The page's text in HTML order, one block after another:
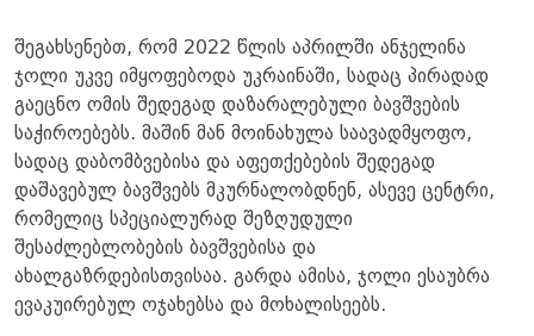
შეგახსენებთ, რომ 2022 წლის აპრილში ანჯელინა
ჯოლი უკვე იმყოფებოდა უკრაინაში, სადაც პირადად
გაეცნო ომის შედეგად დაზარალებული ბავშვების
საჭიროებებს. მაშინ მან მოინახულა საავადმყოფო,
სადაც დაბომბვებისა და აფეთქებების შედეგად
დაშავებულ ბავშვებს მკურნალობდნენ, ასევე ცენტრი,
რომელიც სპეციალურად შეზღუდული
შესაძლებლობების ბავშვებისა და
ახალგაზრდებისთვისაა. გარდა ამისა, ჯოლი ესაუბრა
ევაკუირებულ ოჯახებსა და მოხალისეებს.